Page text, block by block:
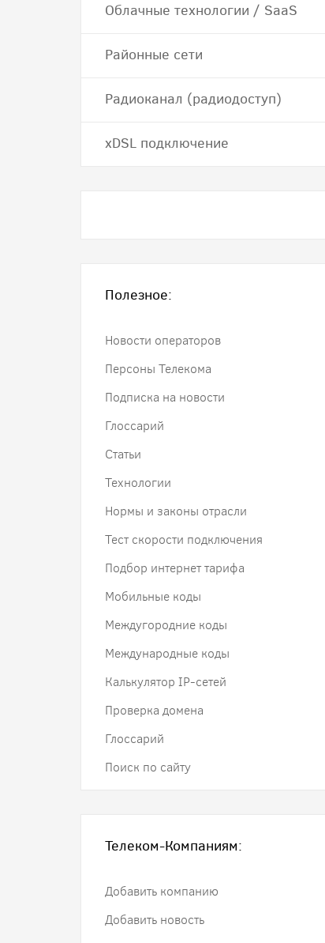
Облачные технологии / SaaS
Районные сети
Радиоканал (радиодоступ)
хDSL подключение
Полезное:
Новости операторов
Персоны Телекома
Подписка на новости
Глоссарий
Статьи
Технологии
Нормы и законы отрасли
Тест скорости подключения
Подбор интернет тарифа
Мобильные коды
Междугородние коды
Международные коды
Калькулятор IP-сетей
Проверка домена
Глоссарий
Поиск по сайту
Телеком-Компаниям:
Добавить компанию
Добавить новость